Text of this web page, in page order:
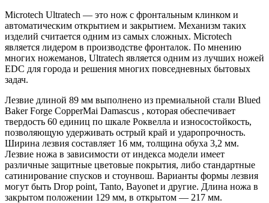
Microtech Ultratech — это нож с фронтальным клинком и
автоматическим открытием и закрытием. Механизм таких
изделий считается одним из самых сложных. Microtech
является лидером в производстве фронталок. По мнению
многих ножеманов, Ultratech является одним из лучших ножей
EDC для города и решения многих повседневных бытовых
задач.
Лезвие длиной 89 мм выполнено из премиальной стали Blued
Baker Forge CopperMai Damascus , которая обеспечивает
твердость 60 единиц по шкале Роквелла и износостойкость,
позволяющую удерживать острый край и ударопрочность.
Ширина лезвия составляет 16 мм, толщина обуха 3,2 мм.
Лезвие ножа в зависимости от индекса модели имеет
различные защитные цветовые покрытия, либо стандартные
сатинирование спусков и стоунвош. Варианты формы лезвия
могут быть Drop point, Tanto, Bayonet и другие. Длина ножа в
закрытом положении 129 мм, в открытом — 217 мм.